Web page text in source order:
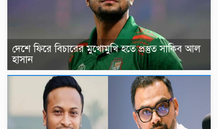
দেশে ফিরে বিচারের মুখোমুখি হতে প্রস্তুত সাকিব আল
হাসান